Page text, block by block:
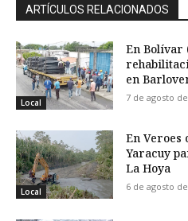
ARTÍCULOS RELACIONADOS
Local
En Bolívar
en
7 de agosto
Local
En Veroes
Yaracuy
La Hoya
6 de agosto